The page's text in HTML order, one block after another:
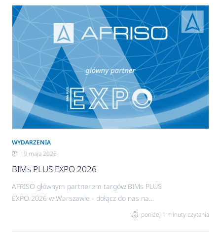
WYDARZENIA
19 maja 2026
BIMs PLUS EXPO 2026
AFRISO głównym partnerem targów BIMs PLUS
EXPO 2026 w Warszawie - dołącz do nas na
poniżej 1 minuty czytania